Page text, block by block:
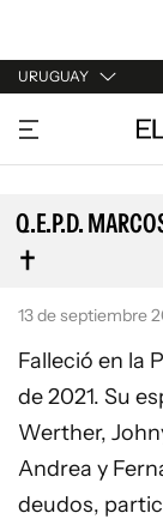
URUGUAY
URUGUAY
ARGENTINA
ESPAÑA
ESTADOS UNIDOS
Q.E.P.D.
13 de septiembre
Falleció en la
de 2021. Su
Werther,
Andrea y
deudos,